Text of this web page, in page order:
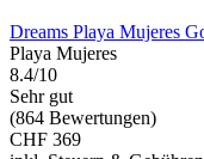
Dreams Playa Mujeres
Playa Mujeres
8.4/10
Sehr gut
(864 Bewertungen)
CHF 369